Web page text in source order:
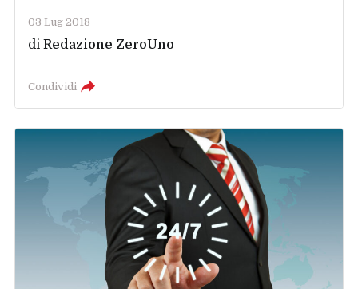
03 Lug 2018
diRedazione ZeroUno
Condividi